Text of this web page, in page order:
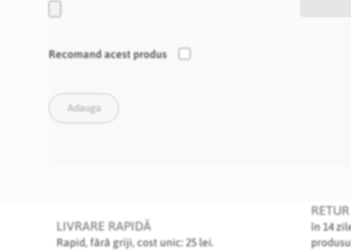
Recomand acest produs
Adauga
LIVRARE RAPIDĂ
Rapid, fără griji, cost unic: 25 lei.
în 14